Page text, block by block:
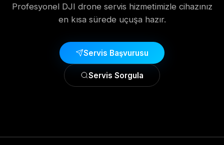
Profesyonel DJI drone servis hizmetimizle cihazınız
en kısa sürede uçuşa hazır.
Servis Başvurusu
Servis Sorgula